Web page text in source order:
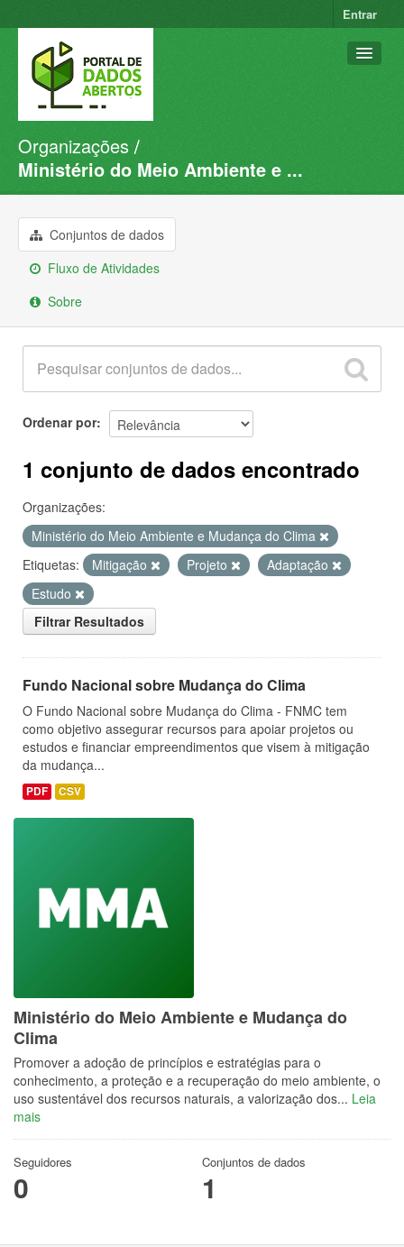
Entrar
Conjuntos de dados
Organizações
Sobre
Organizações
Ministério do Meio Ambiente e ...
Conjuntos de dados
Fluxo de Atividades
Sobre
Ordenar por
1 conjunto de dados encontrado
Organizações:
Ministério do Meio Ambiente e Mudança do Clima
Etiquetas:
Mitigação Projeto
Adaptação
Estudo
Filtrar Resultados
Fundo Nacional sobre Mudança do Clima
O Fundo Nacional sobre Mudança do Clima - FNMC tem
como objetivo assegurar recursos para apoiar projetos ou
estudos e financiar empreendimentos que visem à mitigação
da mudança...
PDF CSV
Ministério do Meio Ambiente e Mudança do
Clima
Promover a adoção de princípios e estratégias para o
conhecimento, a proteção e a recuperação do meio ambiente, o
uso sustentável dos recursos naturais, a valorização dos... Leia
mais
Seguidores
0
Conjuntos de dados
1